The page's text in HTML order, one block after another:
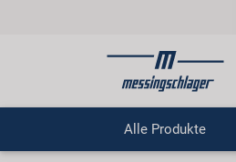
Alle Produkte